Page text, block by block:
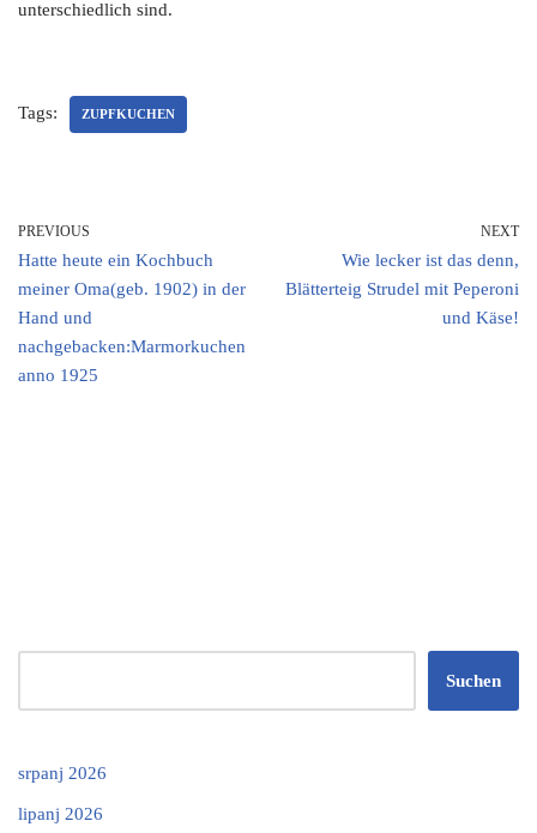
unterschiedlich sind.
Tags: ZUPFKUCHEN
PREVIOUS
Hatte heute ein Kochbuch
meiner Oma(geb. 1902) in der
Hand und
nachgebacken:Marmorkuchen
anno 1925
NEXT
Wie lecker ist das denn,
Blätterteig Strudel mit Peperoni
und Käse!
Suchen
srpanj 2026
lipanj 2026